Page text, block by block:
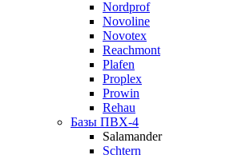
Nordprof
Novoline
Novotex
Reachmont
Plafen
Proplex
Prowin
Rehau
Базы ПВХ-4
Salamander
Schtern